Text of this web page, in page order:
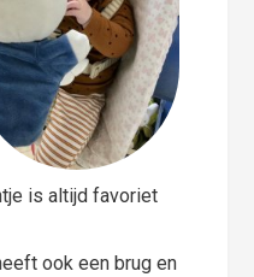
is altijd favoriet
ook een brug en